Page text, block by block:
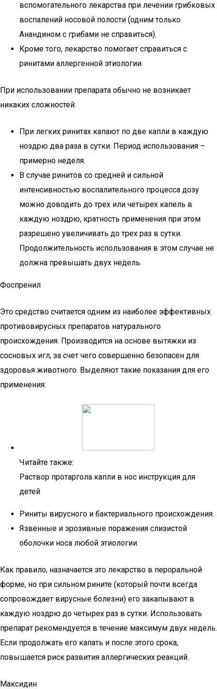
вспомогательного лекарства при лечении грибковых
воспалений носовой полости (одним только
Анандином с грибами не справиться).
Кроме того, лекарство помогает справиться с
ринитами аллергенной этиологии.
При использовании препарата обычно не возникает
никаких сложностей:
При легких ринитах капают по две капли в каждую
ноздрю два раза в сутки. Период использования –
примерно неделя.
В случае ринитов со средней и сильной
интенсивностью воспалительного процесса дозу
можно доводить до трех или четырех капель в
каждую ноздрю, кратность применения при этом
разрешено увеличивать до трех раз в сутки.
Продолжительность использования в этом случае не
должна превышать двух недель.
Фоспренил
Это средство считается одним из наиболее эффективных
противовирусных препаратов натурального
происхождения. Производится на основе вытяжки из
сосновых игл, за счет чего совершенно безопасен для
здоровья животного. Выделяют такие показания для его
применения:
Читайте также:
Раствор протаргола капли в нос инструкция для
детей
Риниты вирусного и бактериального происхождения.
Язвенные и эрозивные поражения слизистой
оболочки носа любой этиологии.
Как правило, назначается это лекарство в пероральной
форме, но при сильном рините (который почти всегда
сопровождает вирусные болезни) его закапывают в
каждую ноздрю до четырех раз в сутки. Использовать
препарат рекомендуется в течение максимум двух недель.
Если продолжать его капать и после этого срока,
повышается риск развития аллергических реакций.
Максидин